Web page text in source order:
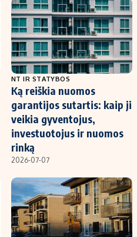
NT IR STATYBOS
Ką reiškia nuomos
garantijos sutartis: kaip ji
veikia gyventojus,
investuotojus ir nuomos
rinką
2026-07-07